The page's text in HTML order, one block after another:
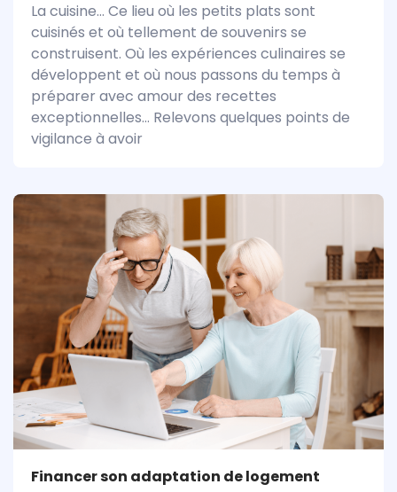
La cuisine… Ce lieu où les petits plats sont
cuisinés et où tellement de souvenirs se
construisent. Où les expériences culinaires se
développent et où nous passons du temps à
préparer avec amour des recettes
exceptionnelles… Relevons quelques points de
vigilance à avoir
Financer son adaptation de logement